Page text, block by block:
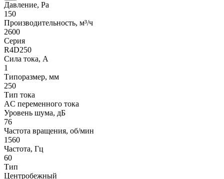
Давление, Pa
150
Производительность, м³/ч
2600
Серия
R4D250
Сила тока, А
1
Типоразмер, мм
250
Тип тока
AC переменного тока
Уровень шума, дБ
76
Частота вращения, об/мин
1560
Частота, Гц
60
Тип
Центробежный